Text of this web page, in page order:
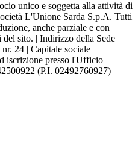
unico e soggetta alla attività di
L'Unione Sarda S.p.A. Tutti
anche parziale e con
sito. | Indirizzo della Sede
24 | Capitale sociale
iscrizione presso l'Ufficio
(P.I. 02492760927) |